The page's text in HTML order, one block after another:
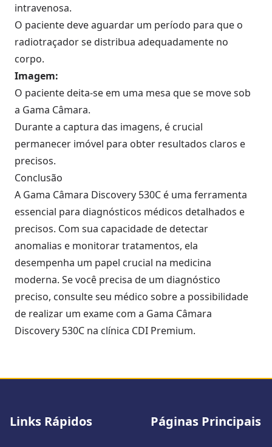
intravenosa.
O paciente deve aguardar um período para que o
radiotraçador se distribua adequadamente no
corpo.
Imagem:
O paciente deita-se em uma mesa que se move sob
a Gama Câmara.
Durante a captura das imagens, é crucial
permanecer imóvel para obter resultados claros e
precisos.
Conclusão
A Gama Câmara Discovery 530C é uma ferramenta
essencial para diagnósticos médicos detalhados e
precisos. Com sua capacidade de detectar
anomalias e monitorar tratamentos, ela
desempenha um papel crucial na medicina
moderna. Se você precisa de um diagnóstico
preciso, consulte seu médico sobre a possibilidade
de realizar um exame com a Gama Câmara
Discovery 530C na clínica CDI Premium.
Links Rápidos Páginas Principais